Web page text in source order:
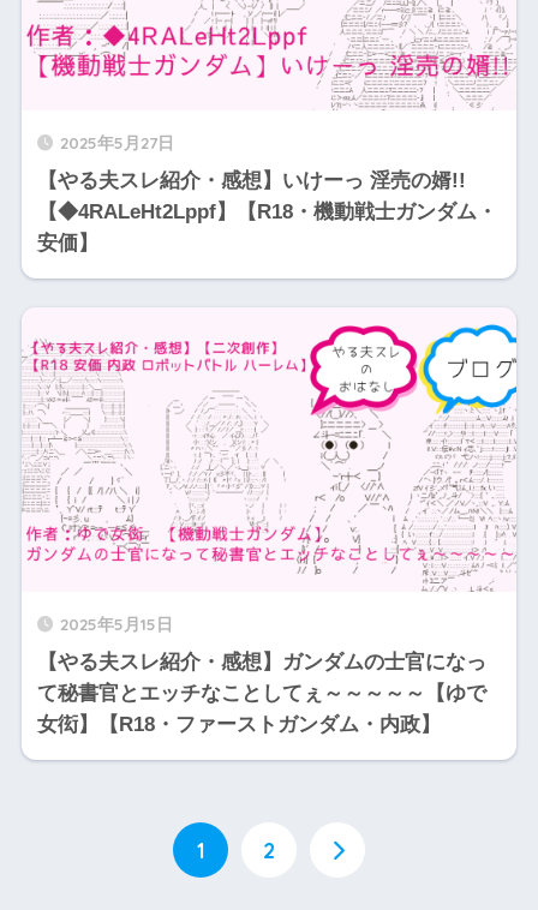
2025年5月27日
【やる夫スレ紹介・感想】いけーっ 淫売の婿!!
【◆4RALeHt2Lppf】【R18・機動戦士ガンダム・
安価】
2025年5月15日
【やる夫スレ紹介・感想】ガンダムの士官になっ
て秘書官とエッチなことしてぇ～～～～～【ゆで
女衒】【R18・ファーストガンダム・内政】
1 2